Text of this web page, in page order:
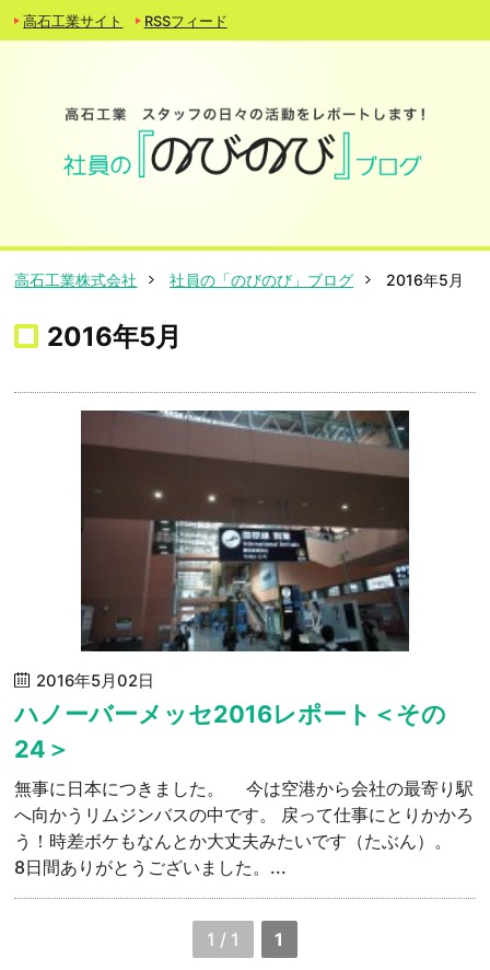
高石工業サイト RSSフィード
高石工業株式会社 社員の「のびのび」ブログ 2016年5月
2016年5月
2016年5月02日
ハノーバーメッセ2016レポート＜その
24＞
無事に日本につきました。 今は空港から会社の最寄り駅
へ向かうリムジンバスの中です。 戻って仕事にとりかかろ
う！時差ボケもなんとか大丈夫みたいです（たぶん）。
8日間ありがとうございました。...
1 / 1 1